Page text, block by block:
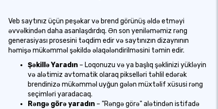
Veb saytınız üçün peşəkar və brend görünüş əldə etməyi
əvvəlkindən daha asanlaşdırdıq. Ən son yeniləməmiz rəng
generasiyası prosesini təqdim edir və saytınızın dizaynının
həmişə mükəmməl şəkildə əlaqələndirilməsini təmin edir.
Şəkillə Yaradın – Loqonuzu və ya başlıq şəklinizi yükləyin
və alətimiz avtomatik olaraq pikselləri təhlil edərək
brendinizə mükəmməl uyğun gələn müxtəlif xüsusi rəng
seçimləri yaradacaq.
Rəngə görə yaradın – "Rəngə görə" alətindən istifadə